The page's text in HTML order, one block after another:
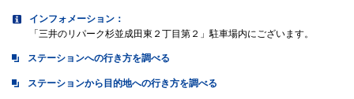
インフォメーション：
「三井のリパーク杉並成田東２丁目第２」駐車場内にございます。
ステーションへの行き方を調べる
ステーションから目的地への行き方を調べる